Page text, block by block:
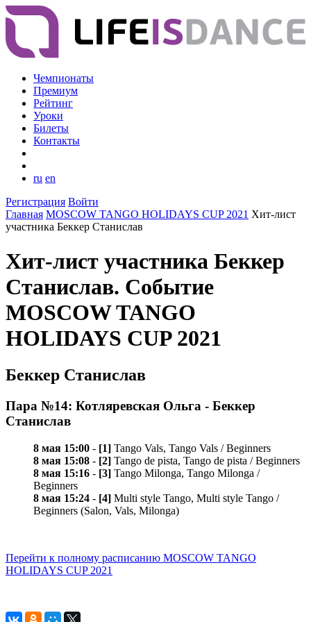
Чемпионаты
Премиум
Рейтинг
Уроки
Билеты
Контакты
ru en
Регистрация Войти
Главная MOSCOW TANGO HOLIDAYS CUP 2021 Хит-лист
участника Беккер Станислав
Хит-лист участника Беккер
Станислав. Событие
MOSCOW TANGO
HOLIDAYS CUP 2021
Беккер Станислав
Пара №14: Котляревская Ольга - Беккер
Станислав
8 мая 15:00 - [1] Tango Vals, Tango Vals / Beginners
8 мая 15:08 - [2] Tango de pista, Tango de pista / Beginners
8 мая 15:16 - [3] Tango Milonga, Tango Milonga /
Beginners
8 мая 15:24 - [4] Multi style Tango, Multi style Tango /
Beginners (Salon, Vals, Milonga)
Перейти к полному расписанию MOSCOW TANGO
HOLIDAYS CUP 2021